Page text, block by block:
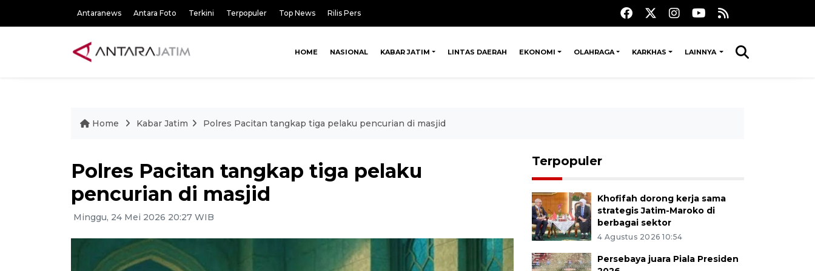
Antaranews Antara Foto Terkini Terpopuler Top News Rilis Pers
HOME NASIONAL KABAR JATIM LINTAS DAERAH EKONOMI OLAHRAGA KARKHAS LAINNYA
Home Kabar Jatim Polres Pacitan tangkap tiga pelaku pencurian di masjid
Polres Pacitan tangkap tiga pelaku
pencurian di masjid
Minggu, 24 Mei 2026 20:27 WIB
Terpopuler
Khofifah dorong kerja sama
strategis Jatim-Maroko di
berbagai sektor
4 Agustus 2026 10:54
Persebaya juara Piala Presiden